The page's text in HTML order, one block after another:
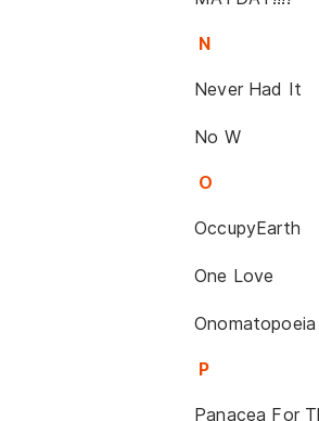
N
Never Had It
No W
O
OccupyEarth
One Love
Onomatopoeia
P
Panacea For